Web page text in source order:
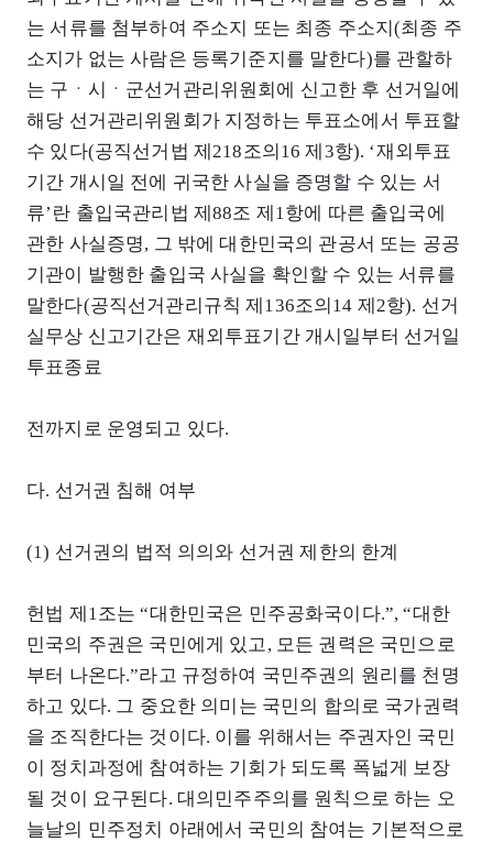
는 서류를 첨부하여 주소지 또는 최종 주소지(최종 주
소지가 없는 사람은 등록기준지를 말한다)를 관할하
는 구ㆍ시ㆍ군선거관리위원회에 신고한 후 선거일에
해당 선거관리위원회가 지정하는 투표소에서 투표할
수 있다(공직선거법 제218조의16 제3항). ‘재외투표
기간 개시일 전에 귀국한 사실을 증명할 수 있는 서
류’란 출입국관리법 제88조 제1항에 따른 출입국에
관한 사실증명, 그 밖에 대한민국의 관공서 또는 공공
기관이 발행한 출입국 사실을 확인할 수 있는 서류를
말한다(공직선거관리규칙 제136조의14 제2항). 선거
실무상 신고기간은 재외투표기간 개시일부터 선거일
투표종료
전까지로 운영되고 있다.
다. 선거권 침해 여부
(1) 선거권의 법적 의의와 선거권 제한의 한계
헌법 제1조는 “대한민국은 민주공화국이다.”, “대한
민국의 주권은 국민에게 있고, 모든 권력은 국민으로
부터 나온다.”라고 규정하여 국민주권의 원리를 천명
하고 있다. 그 중요한 의미는 국민의 합의로 국가권력
을 조직한다는 것이다. 이를 위해서는 주권자인 국민
이 정치과정에 참여하는 기회가 되도록 폭넓게 보장
될 것이 요구된다. 대의민주주의를 원칙으로 하는 오
늘날의 민주정치 아래에서 국민의 참여는 기본적으로